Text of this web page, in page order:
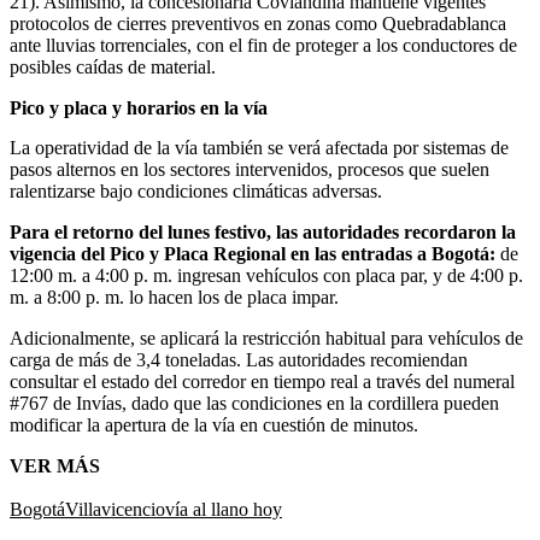
protocolos de cierres preventivos en zonas como Quebradablanca
ante lluvias torrenciales, con el fin de proteger a los conductores de
posibles caídas de material.
Pico y placa y horarios en la vía
La operatividad de la vía también se verá afectada por sistemas de
pasos alternos en los sectores intervenidos, procesos que suelen
ralentizarse bajo condiciones climáticas adversas.
Para el retorno del lunes festivo, las autoridades recordaron la
vigencia del Pico y Placa Regional en las entradas a Bogotá: de
12:00 m. a 4:00 p. m. ingresan vehículos con placa par, y de 4:00 p.
m. a 8:00 p. m. lo hacen los de placa impar.
Adicionalmente, se aplicará la restricción habitual para vehículos de
carga de más de 3,4 toneladas. Las autoridades recomiendan
consultar el estado del corredor en tiempo real a través del numeral
#767 de Invías, dado que las condiciones en la cordillera pueden
modificar la apertura de la vía en cuestión de minutos.
VER MÁS
BogotáVillavicenciovía al llano hoy